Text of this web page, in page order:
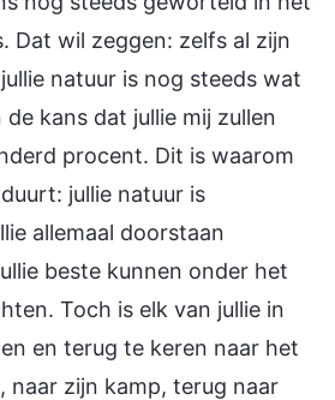
Dat wil zeggen: zelfs al zijn
natuur is nog steeds wat
kans dat jullie mij zullen
procent. Dit is waarom
jullie natuur is
allemaal doorstaan
beste kunnen onder het
Toch is elk van jullie in
en terug te keren naar het
naar zijn kamp, terug naar